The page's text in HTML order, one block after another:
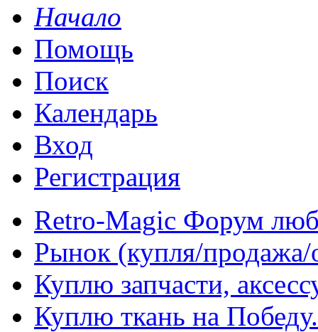
Начало
Помощь
Поиск
Календарь
Вход
Регистрация
Retro-Magic Форум
Рынок (купля/продажа/
Куплю запчасти,
Куплю ткань на